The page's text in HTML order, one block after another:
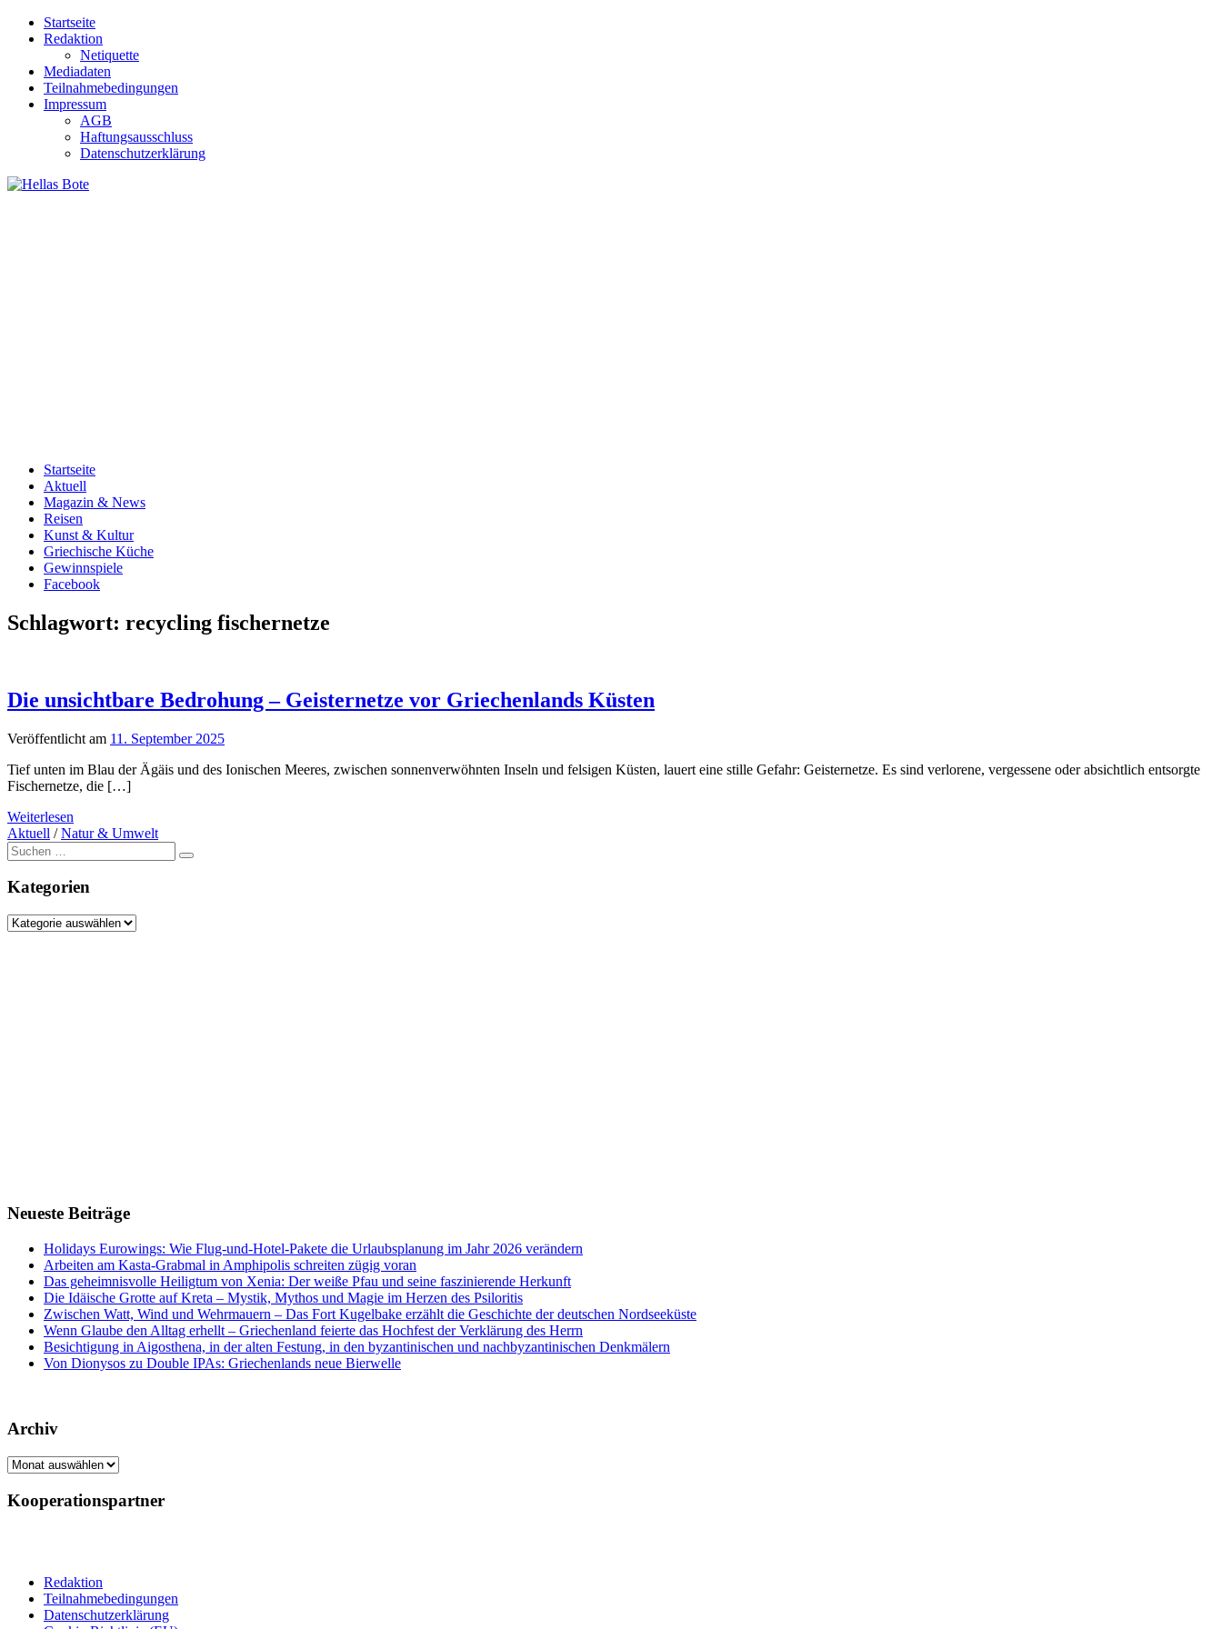
Zum
Inhalt
Startseite
Redaktion
Netiquette
Mediadaten
Teilnahmebedingungen
Impressum
AGB
Haftungsausschluss
Datenschutzerklärung
Startseite
Aktuell
Magazin & News
Reisen
Kunst & Kultur
Griechische Küche
Gewinnspiele
Facebook
Schlagwort: recycling fischernetze
Die unsichtbare Bedrohung – Geisternetze vor Griechenlands Küsten
Veröffentlicht am 11. September 2025
Tief unten im Blau der Ägäis und des Ionischen Meeres, zwischen sonnenverwöhnten Inseln und felsigen Küsten, lauert eine stille Gefahr: Geisternetze. Es sind verlorene, vergessene oder absichtlich entsorgte
Fischernetze, die […]
Weiterlesen
Aktuell /Natur & Umwelt
Suche
nach:
Kategorien
Kategorien
Neueste Beiträge
Holidays Eurowings: Wie Flug-und-Hotel-Pakete die Urlaubsplanung im Jahr 2026 verändern
Arbeiten am Kasta-Grabmal in Amphipolis schreiten zügig voran
Das geheimnisvolle Heiligtum von Xenia: Der weiße Pfau und seine faszinierende Herkunft
Die Idäische Grotte auf Kreta – Mystik, Mythos und Magie im Herzen des Psiloritis
Zwischen Watt, Wind und Wehrmauern – Das Fort Kugelbake erzählt die Geschichte der deutschen Nordseeküste
Wenn Glaube den Alltag erhellt – Griechenland feierte das Hochfest der Verklärung des Herrn
Besichtigung in Aigosthena, in der alten Festung, in den byzantinischen und nachbyzantinischen Denkmälern
Von Dionysos zu Double IPAs: Griechenlands neue Bierwelle
Archiv
Archiv
Kooperationspartner
Redaktion
Teilnahmebedingungen
Datenschutzerklärung